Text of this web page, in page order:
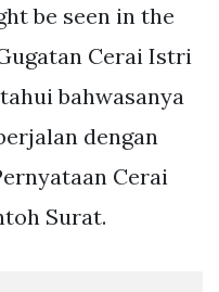
be seen in the
Cerai Istri
bahwasanya
dengan
Cerai
Surat.